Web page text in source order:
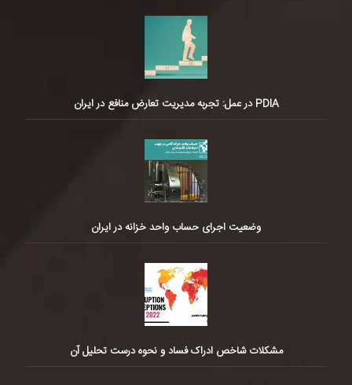
PDIA در عمل: تجربه مدیریت تعارض منافع در ایران
وضعیت اجرای حساب واحد خزانه در ایران
مشکلات شاخص ادراک فساد و نحوه درست تحلیل آن